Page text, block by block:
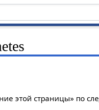
этой страницы» по